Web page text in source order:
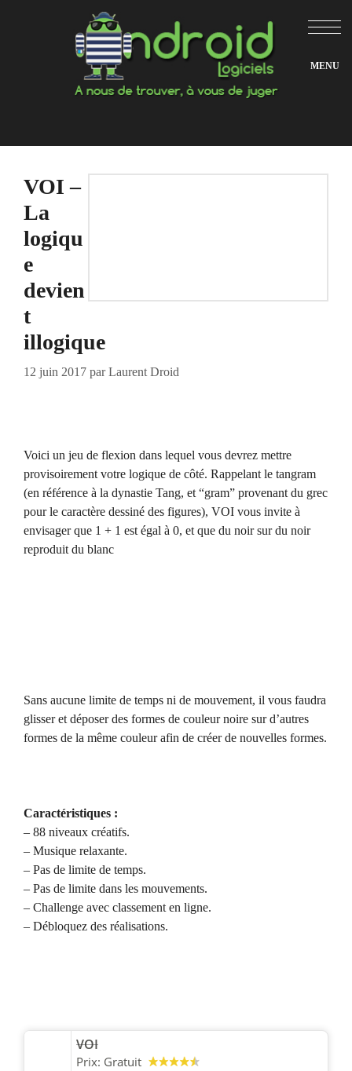
VOI –
La
logiqu
e
devien
t
illogique
12 juin 2017 parLaurent Droid
Voici un jeu de flexion dans lequel vous devrez mettre
provisoirement votre logique de côté. Rappelant le tangram
(en référence à la dynastie Tang, et “gram” provenant du grec
pour le caractère dessiné des figures), VOI vous invite à
envisager que 1 + 1 est égal à 0, et que du noir sur du noir
reproduit du blanc
Sans aucune limite de temps ni de mouvement, il vous faudra
glisser et déposer des formes de couleur noire sur d’autres
formes de la même couleur afin de créer de nouvelles formes.
Caractéristiques :
– 88 niveaux créatifs.
– Musique relaxante.
– Pas de limite de temps.
– Pas de limite dans les mouvements.
– Challenge avec classement en ligne.
– Débloquez des réalisations.
VOI
Prix: Gratuit